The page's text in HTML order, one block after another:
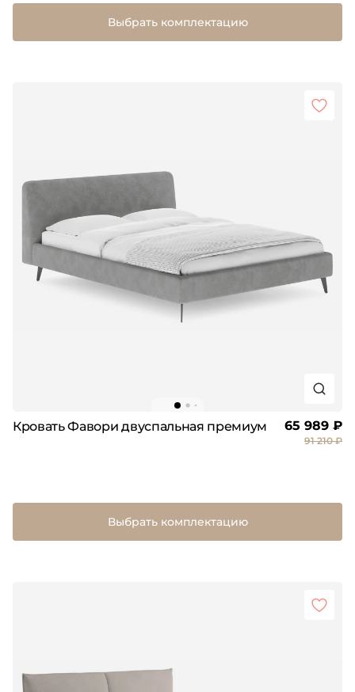
Выбрать комплектацию
Кровать Фавори двуспальная премиум 65 989 ₽
91 210 ₽
Выбрать комплектацию